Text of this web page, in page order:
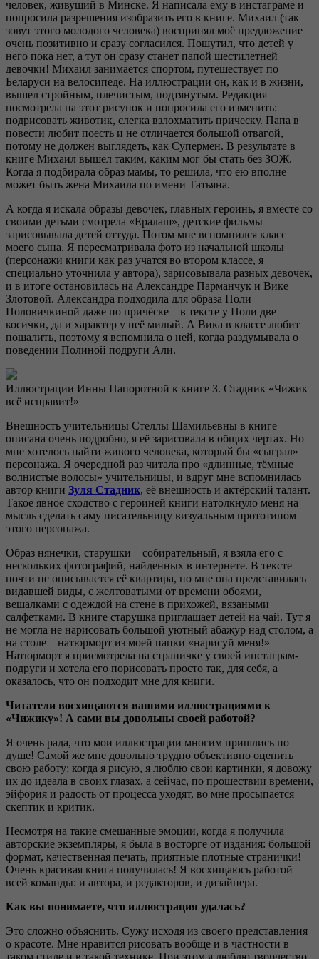
человек, живущий в Минске. Я написала ему в инстаграме и
попросила разрешения изобразить его в книге. Михаил (так
зовут этого молодого человека) воспринял моё предложение
очень позитивно и сразу согласился. Пошутил, что детей у
него пока нет, а тут он сразу станет папой шестилетней
девочки! Михаил занимается спортом, путешествует по
Беларуси на велосипеде. На иллюстрации он, как и в жизни,
вышел стройным, плечистым, подтянутым. Редакция
посмотрела на этот рисунок и попросила его изменить:
подрисовать животик, слегка взлохматить прическу. Папа в
повести любит поесть и не отличается большой отвагой,
потому не должен выглядеть, как Супермен. В результате в
книге Михаил вышел таким, каким мог бы стать без ЗОЖ.
Когда я подбирала образ мамы, то решила, что ею вполне
может быть жена Михаила по имени Татьяна.
А когда я искала образы девочек, главных героинь, я вместе со
своими детьми смотрела «Ералаш», детские фильмы –
зарисовывала детей оттуда. Потом мне вспомнился класс
моего сына. Я пересматривала фото из начальной школы
(персонажи книги как раз учатся во втором классе, я
специально уточнила у автора), зарисовывала разных девочек,
и в итоге остановилась на Александре Парманчук и Вике
Злотовой. Александра подходила для образа Поли
Половичкиной даже по причёске – в тексте у Поли две
косички, да и характер у неё милый. А Вика в классе любит
пошалить, поэтому я вспомнила о ней, когда раздумывала о
поведении Полиной подруги Али.
Иллюстрации Инны Папоротной к книге З. Стадник «Чижик
всё исправит!»
Внешность учительницы Стеллы Шамильевны в книге
описана очень подробно, я её зарисовала в общих чертах. Но
мне хотелось найти живого человека, который бы «сыграл»
персонажа. Я очередной раз читала про «длинные, тёмные
волнистые волосы» учительницы, и вдруг мне вспомнилась
автор книги Зуля Стадник, её внешность и актёрский талант.
Такое явное сходство с героиней книги натолкнуло меня на
мысль сделать саму писательницу визуальным прототипом
этого персонажа.
Образ нянечки, старушки – собирательный, я взяла его с
нескольких фотографий, найденных в интернете. В тексте
почти не описывается её квартира, но мне она представилась
видавшей виды, с желтоватыми от времени обоями,
вешалками с одеждой на стене в прихожей, вязаными
салфетками. В книге старушка приглашает детей на чай. Тут я
не могла не нарисовать большой уютный абажур над столом, а
на столе – натюрморт из моей папки «нарисуй меня!»
Натюрморт я присмотрела на страничке у своей инстаграм-
подруги и хотела его порисовать просто так, для себя, а
оказалось, что он подходит мне для книги.
Читатели восхищаются вашими иллюстрациями к
«Чижику»! А сами вы довольны своей работой?
Я очень рада, что мои иллюстрации многим пришлись по
душе! Самой же мне довольно трудно объективно оценить
свою работу: когда я рисую, я люблю свои картинки, я довожу
их до идеала в своих глазах, а сейчас, по прошествии времени,
эйфория и радость от процесса уходят, во мне просыпается
скептик и критик.
Несмотря на такие смешанные эмоции, когда я получила
авторские экземпляры, я была в восторге от издания: большой
формат, качественная печать, приятные плотные странички!
Очень красивая книга получилась! Я восхищаюсь работой
всей команды: и автора, и редакторов, и дизайнера.
Как вы понимаете, что иллюстрация удалась?
Это сложно объяснить. Сужу исходя из своего представления
о красоте. Мне нравится рисовать вообще и в частности в